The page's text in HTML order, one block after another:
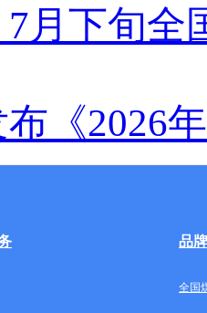
月下旬全
《2026
品
全国